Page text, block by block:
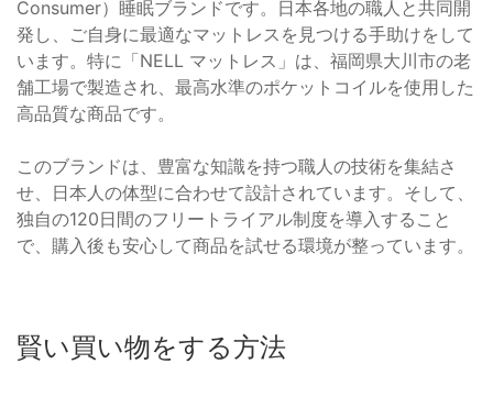
Consumer）睡眠ブランドです。日本各地の職人と共同開
発し、ご自身に最適なマットレスを見つける手助けをして
います。特に「NELL マットレス」は、福岡県大川市の老
舗工場で製造され、最高水準のポケットコイルを使用した
高品質な商品です。
このブランドは、豊富な知識を持つ職人の技術を集結さ
せ、日本人の体型に合わせて設計されています。そして、
独自の120日間のフリートライアル制度を導入すること
で、購入後も安心して商品を試せる環境が整っています。
賢い買い物をする方法